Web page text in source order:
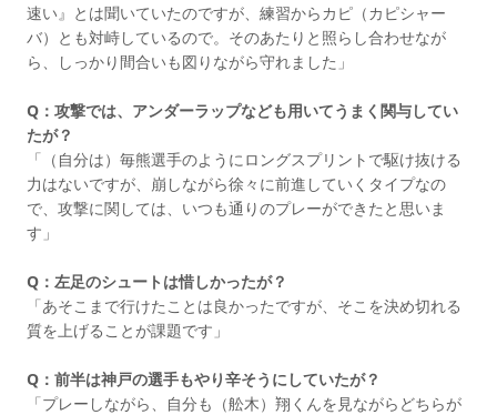
速い』とは聞いていたのですが、練習からカピ（カピシャー
バ）とも対峙しているので。そのあたりと照らし合わせなが
ら、しっかり間合いも図りながら守れました」
Q：攻撃では、アンダーラップなども用いてうまく関与してい
たが？
「（自分は）毎熊選手のようにロングスプリントで駆け抜ける
力はないですが、崩しながら徐々に前進していくタイプなの
で、攻撃に関しては、いつも通りのプレーができたと思いま
す」
Q：左足のシュートは惜しかったが？
「あそこまで行けたことは良かったですが、そこを決め切れる
質を上げることが課題です」
Q：前半は神戸の選手もやり辛そうにしていたが？
「プレーしながら、自分も（舩木）翔くんを見ながらどちらが